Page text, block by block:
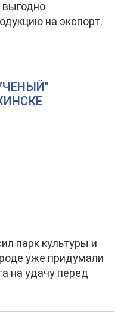
выгодно
на экспорт.
парк культуры и
уже придумали
на удачу перед